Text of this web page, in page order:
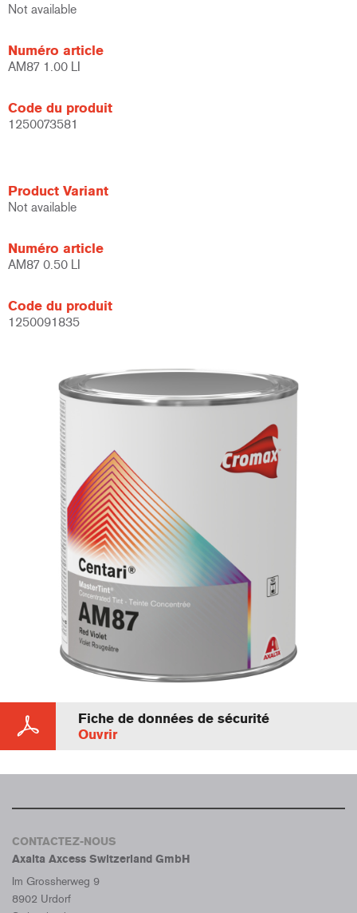
Not available
Numéro article
AM87 1.00 LI
Code du produit
1250073581
Product Variant
Not available
Numéro article
AM87 0.50 LI
Code du produit
1250091835
Fiche de données de sécurité
Ouvrir
CONTACTEZ-NOUS
Axalta Axcess Switzerland GmbH
Im Grossherweg 9
8902 Urdorf